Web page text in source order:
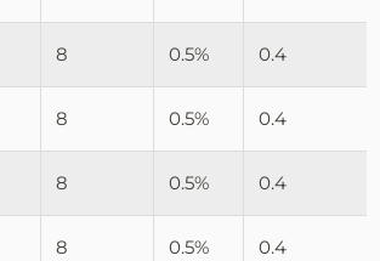
8 0.5% 0.4
8 0.5% 0.4
8 0.5% 0.4
8 0.5% 0.4